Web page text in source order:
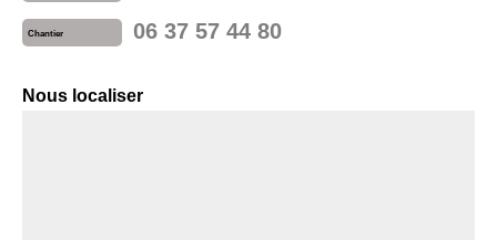
Chantier 06 37 57 44 80
Nous localiser